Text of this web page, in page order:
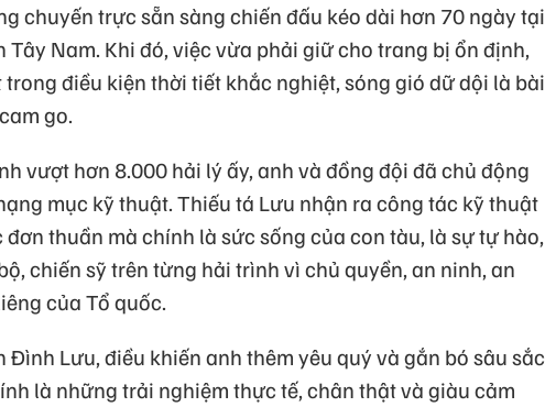
chuyến trực sẵn sàng chiến đấu kéo dài hơn 70 ngày tại
Tây Nam. Khi đó, việc vừa phải giữ cho trang bị ổn định,
điều kiện thời tiết khắc nghiệt, sóng gió dữ dội là bài
go.
vượt hơn 8.000 hải lý ấy, anh và đồng đội đã chủ động
mục kỹ thuật. Thiếu tá Lưu nhận ra công tác kỹ thuật
thuần mà chính là sức sống của con tàu, là sự tự hào,
chiến sỹ trên từng hải trình vì chủ quyền, an ninh, an
của Tổ quốc.
Đình Lưu, điều khiến anh thêm yêu quý và gắn bó sâu sắc
là những trải nghiệm thực tế, chân thật và giàu cảm